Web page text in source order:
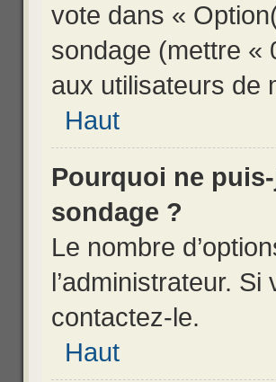
vote dans «
sondage (mettre «
aux utilisateurs de
Haut
Pourquoi ne
sondage ?
Le nombre
l’administrateur.
contactez-le.
Haut